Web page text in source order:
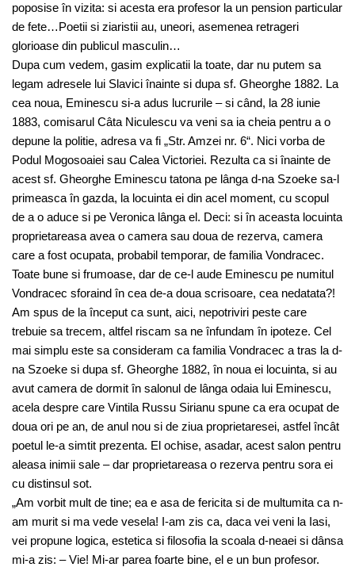
poposise în vizita: si acesta era profesor la un pension particular
de fete…Poetii si ziaristii au, uneori, asemenea retrageri
glorioase din publicul masculin…
Dupa cum vedem, gasim explicatii la toate, dar nu putem sa
legam adresele lui Slavici înainte si dupa sf. Gheorghe 1882. La
cea noua, Eminescu si-a adus lucrurile – si când, la 28 iunie
1883, comisarul Câta Niculescu va veni sa ia cheia pentru a o
depune la politie, adresa va fi „Str. Amzei nr. 6“. Nici vorba de
Podul Mogosoaiei sau Calea Victoriei. Rezulta ca si înainte de
acest sf. Gheorghe Eminescu tatona pe lânga d-na Szoeke sa-l
primeasca în gazda, la locuinta ei din acel moment, cu scopul
de a o aduce si pe Veronica lânga el. Deci: si în aceasta locuinta
proprietareasa avea o camera sau doua de rezerva, camera
care a fost ocupata, probabil temporar, de familia Vondracec.
Toate bune si frumoase, dar de ce-l aude Eminescu pe numitul
Vondracec sforaind în cea de-a doua scrisoare, cea nedatata?!
Am spus de la început ca sunt, aici, nepotriviri peste care
trebuie sa trecem, altfel riscam sa ne înfundam în ipoteze. Cel
mai simplu este sa consideram ca familia Vondracec a tras la d-
na Szoeke si dupa sf. Gheorghe 1882, în noua ei locuinta, si au
avut camera de dormit în salonul de lânga odaia lui Eminescu,
acela despre care Vintila Russu Sirianu spune ca era ocupat de
doua ori pe an, de anul nou si de ziua proprietaresei, astfel încât
poetul le-a simtit prezenta. El ochise, asadar, acest salon pentru
aleasa inimii sale – dar proprietareasa o rezerva pentru sora ei
cu distinsul sot.
„Am vorbit mult de tine; ea e asa de fericita si de multumita ca n-
am murit si ma vede vesela! I-am zis ca, daca vei veni la Iasi,
vei propune logica, estetica si filosofia la scoala d-neaei si dânsa
mi-a zis: – Vie! Mi-ar parea foarte bine, el e un bun profesor.